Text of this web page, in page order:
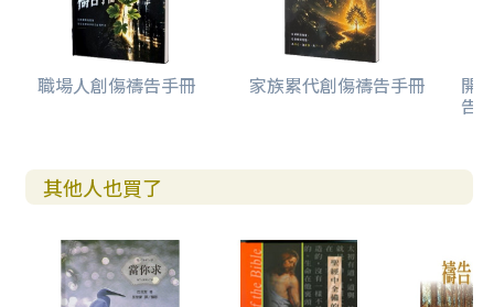
職場人創傷禱告手冊 家族累代創傷禱告手冊 開
告(
其他人也買了